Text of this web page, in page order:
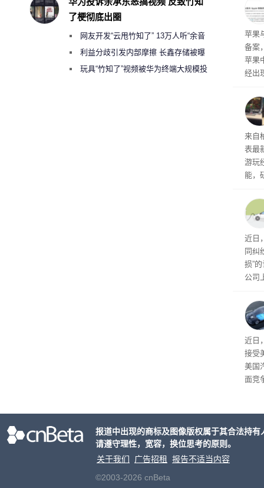
前受
保
了
苹果
备案
苹果
经出
内
来自
表最
游玩
能，
训练
近日
同纠
损”
公司
事
给
近日
接受
美国
面竞
了梗彻底出圈
网友开发“云甩竹知了” 13万人听“余音
绕梁”利益分歧引发内部摩擦 长鑫存储被曝
曾将华为驻场工程师驱逐出研发基地
玩具“竹知了”视频被华为终端大规模投
报道中出现的商标及图像版权属于其合法持
请遵守理性，宽容，换位思考的原则。
关于我们
广告招租
报告不适当内容
©2003-2026 cnBeta